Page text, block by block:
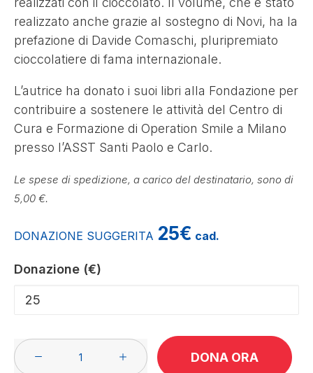
LABIOPALATOSCHISI
STUDENT PROGRAMS
DIVENTA VOLONTARIO
PRIVACY POLICY
ISCRIVITI ALLA NEWSLETTER
realizzato anche grazie al sostegno di Novi, ha la
prefazione di Davide Comaschi, pluripremiato
cioccolatiere di fama internazionale.
L’autrice ha donato i suoi libri alla Fondazione per
contribuire a sostenere le attività del Centro di
Cura e Formazione di Operation Smile a Milano
presso l’ASST Santi Paolo e Carlo.
Le spese di spedizione, a carico del destinatario, sono di
5,00 €.
DONAZIONE SUGGERITA 25€ cad.
Donazione (€)
Libro
di
DONA ORA